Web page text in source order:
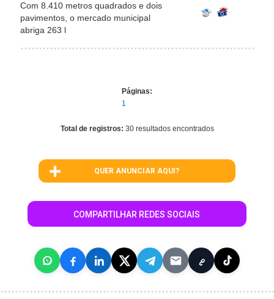
Com 8.410 metros quadrados e dois
pavimentos, o mercado municipal
abriga 263 l
Páginas:
1
Total de registros: 30 resultados encontrados
QUER ANUNCIAR AQUI?
COMPARTILHAR REDES SOCIAIS